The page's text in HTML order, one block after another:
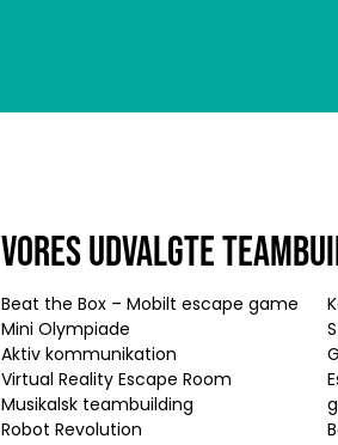
VORES UDVALGTE
Beat the Box – Mobilt escape game
Mini Olympiade
Aktiv kommunikation
Virtual Reality Escape Room
Musikalsk teambuilding
Robot Revolution